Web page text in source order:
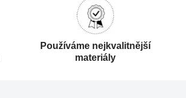
Používáme nejkvalitnější
materiály